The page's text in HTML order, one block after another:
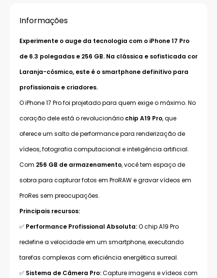
Informações
Experimente o auge da tecnologia com o iPhone 17 Pro
de 6.3 polegadas e 256 GB. Na clássica e sofisticada cor
Laranja-cósmico, este é o smartphone definitivo para
profissionais e criadores.
O iPhone 17 Pro foi projetado para quem exige o máximo. No
coração dele está o revolucionário chip A19 Pro, que
oferece um salto de performance para renderização de
vídeos, fotografia computacional e inteligência artificial.
Com 256 GB de armazenamento, você tem espaço de
sobra para capturar fotos em ProRAW e gravar vídeos em
ProRes sem preocupações.
Principais recursos:
✅ Performance Profissional Absoluta:O chip A19 Pro
redefine a velocidade em um smartphone, executando
tarefas complexas com eficiência energética surreal.
✅ Sistema de Câmera Pro:Capture imagens e vídeos com